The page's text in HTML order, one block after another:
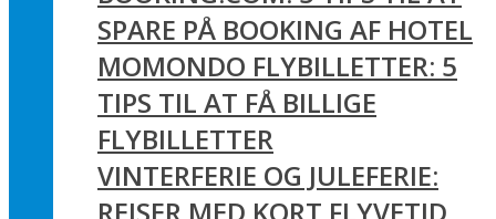
SPARE PÅ BOOKING AF HOTEL
MOMONDO FLYBILLETTER: 5
TIPS TIL AT FÅ BILLIGE
FLYBILLETTER
VINTERFERIE OG JULEFERIE: